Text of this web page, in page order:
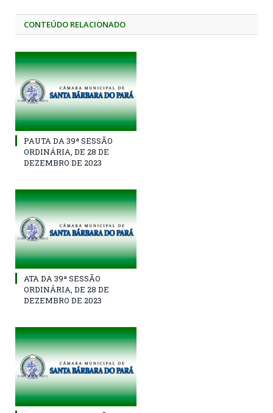
CONTEÚDO RELACIONADO
PAUTA DA 39ª SESSÃO
ORDINÁRIA, DE 28 DE
DEZEMBRO DE 2023
ATA DA 39ª SESSÃO
ORDINÁRIA, DE 28 DE
DEZEMBRO DE 2023